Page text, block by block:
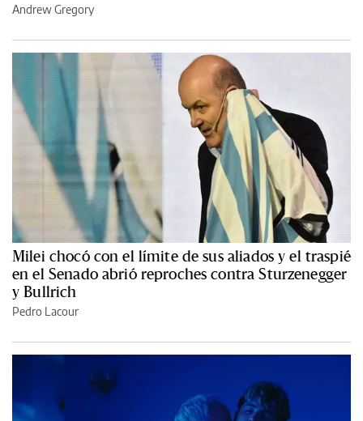
Andrew Gregory
Milei chocó con el límite de sus aliados y el traspié
en el Senado abrió reproches contra Sturzenegger
y Bullrich
Pedro Lacour